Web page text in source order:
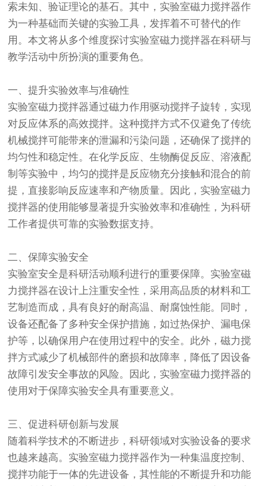
索未知、验证理论的基石。其中，实验室磁力搅拌器作
为一种基础而关键的实验工具，发挥着不可替代的作
用。本文将从多个维度探讨实验室磁力搅拌器在科研与
教学活动中所扮演的重要角色。
一、提升实验效率与准确性
实验室磁力搅拌器通过磁力作用驱动搅拌子旋转，实现
对反应体系的高效搅拌。这种搅拌方式不仅避免了传统
机械搅拌可能带来的泄漏和污染问题，还确保了搅拌的
均匀性和稳定性。在化学反应、生物酶促反应、溶液配
制等实验中，均匀的搅拌是反应物充分接触和混合的前
提，直接影响反应速率和产物质量。因此，实验室磁力
搅拌器的使用能够显著提升实验效率和准确性，为科研
工作者提供可靠的实验数据支持。
二、保障实验安全
实验室安全是科研活动顺利进行的重要保障。实验室磁
力搅拌器在设计上注重安全性，采用高品质的材料和工
艺制造而成，具有良好的耐高温、耐腐蚀性能。同时，
设备还配备了多种安全保护措施，如过热保护、漏电保
护等，以确保用户在使用过程中的安全。此外，磁力搅
拌方式减少了机械部件的磨损和故障率，降低了因设备
故障引发安全事故的风险。因此，实验室磁力搅拌器的
使用对于保障实验安全具有重要意义。
三、促进科研创新与发展
随着科学技术的不断进步，科研领域对实验设备的要求
也越来越高。实验室磁力搅拌器作为一种集温度控制、
搅拌功能于一体的先进设备，其性能的不断提升和功能